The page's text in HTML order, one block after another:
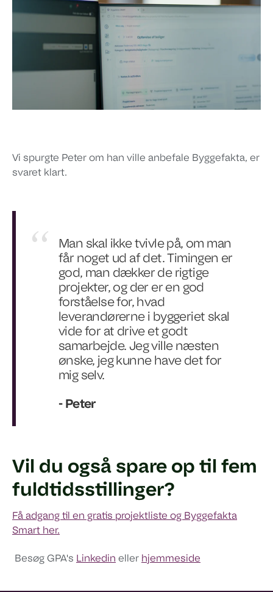
Vi spurgte Peter om han ville anbefale Byggefakta, er
svaret klart.
Man skal ikke tvivle på, om man
får noget ud af det. Timingen er
god, man dækker de rigtige
projekter, og der er en god
forståelse for, hvad
leverandørerne i byggeriet skal
vide for at drive et godt
samarbejde. Jeg ville næsten
ønske, jeg kunne have det for
mig selv.
- Peter
Vil du også spare op til fem
fuldtidsstillinger?
Få adgang til en gratis projektliste og Byggefakta
Smart her.
Besøg GPA's Linkedin eller hjemmeside